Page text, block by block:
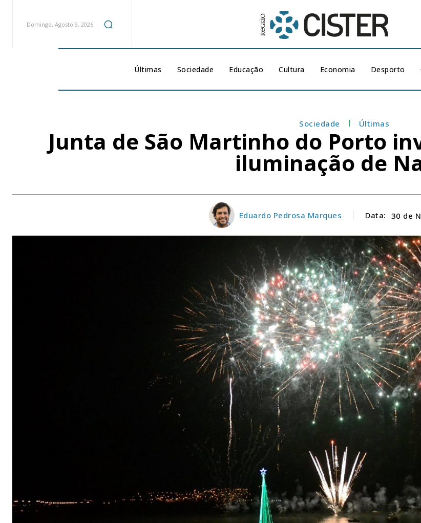
Domingo, Agosto 9, 2026
Últimas Sociedade Educação Cultura Economia Desporto
Sociedade Últimas
Junta de São Martinho do Porto
iluminação de
Eduardo Pedrosa Marques Data: 30 de